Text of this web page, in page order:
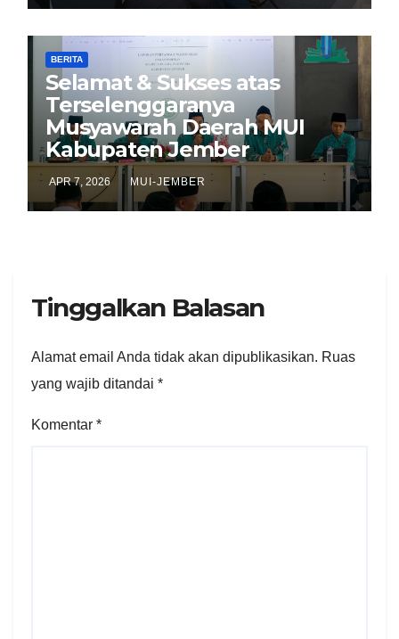
BERITA
Selamat & Sukses atas
Terselenggaranya
Musyawarah Daerah MUI
Kabupaten Jember
APR 7, 2026 MUI-JEMBER
Tinggalkan Balasan
Alamat email Anda tidak akan dipublikasikan. Ruas
yang wajib ditandai *
Komentar *